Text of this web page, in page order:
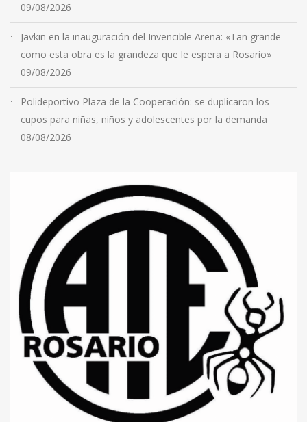
09/08/2026
Javkin en la inauguración del Invencible Arena: «Tan grande
como esta obra es la grandeza que le espera a Rosario»
09/08/2026
Polideportivo Plaza de la Cooperación: se duplicaron los
cupos para niñas, niños y adolescentes por la demanda
08/08/2026